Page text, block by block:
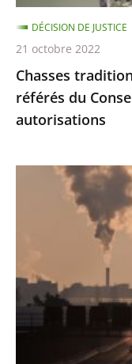
du
Conseil
d’État
suspend
les
nouvelles
Chasses
référés du
autorisations
DÉCISION DE JUSTICE
21 octobre 2022
Pollution
Conseil
d'État
condamne